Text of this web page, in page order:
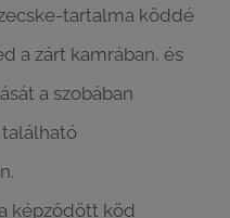
tartalma köddé
a zárt kamrában, és
a szobában
képződött köd